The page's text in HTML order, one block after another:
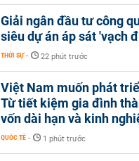
Giải ngân đầu tư công
siêu dự án áp sát 'vạch
THỜI SỰ - 22 phút trước
Việt Nam muốn phát
Từ tiết kiệm gia đình
vốn dài hạn và kinh
QUỐC TẾ - 1 phút trước